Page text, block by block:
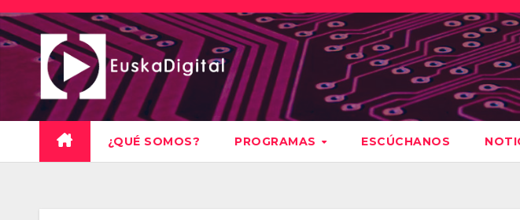
Saltar
al
contenido
¿QUÉ SOMOS? PROGRAMAS ESCÚCHANOS